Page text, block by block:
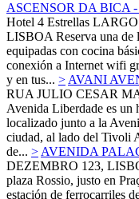
ASCENSOR DA BICA
Hotel 4 Estrellas
LISBOA Reserva una de
equipadas con cocina
conexión a Internet wifi
y en tus... > AVANI
RUA JULIO CESAR
Avenida Liberdade es un
localizado junto a la
ciudad, al lado del Tivoli
de... > AVENIDA
DEZEMBRO 123,
plaza Rossio, justo en
estación de ferrocarriles